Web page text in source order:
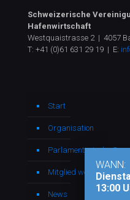
Schweizerische
Hafenwirtschaft
Westquaistrasse 2 | 4057
T: +41 (0)61 631 29 19 | E:
Start
Organisation
Parlamentarische
Mitglied werden
News
WANN:
13:00